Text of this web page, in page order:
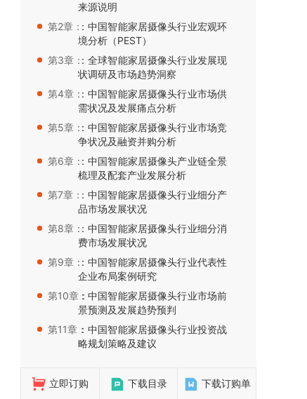
来源说明
第2章：：中国智能家居摄像头行业宏观环
境分析（PEST）
第3章：：全球智能家居摄像头行业发展现
状调研及市场趋势洞察
第4章：：中国智能家居摄像头行业市场供
需状况及发展痛点分析
第5章：：中国智能家居摄像头行业市场竞
争状况及融资并购分析
第6章：：中国智能家居摄像头产业链全景
梳理及配套产业发展分析
第7章：：中国智能家居摄像头行业细分产
品市场发展状况
第8章：：中国智能家居摄像头行业细分消
费市场发展状况
第9章：：中国智能家居摄像头行业代表性
企业布局案例研究
第10章：：中国智能家居摄像头行业市场前
景预测及发展趋势预判
第11章：：中国智能家居摄像头行业投资战
略规划策略及建议
立即订购 下载目录 下载订购单